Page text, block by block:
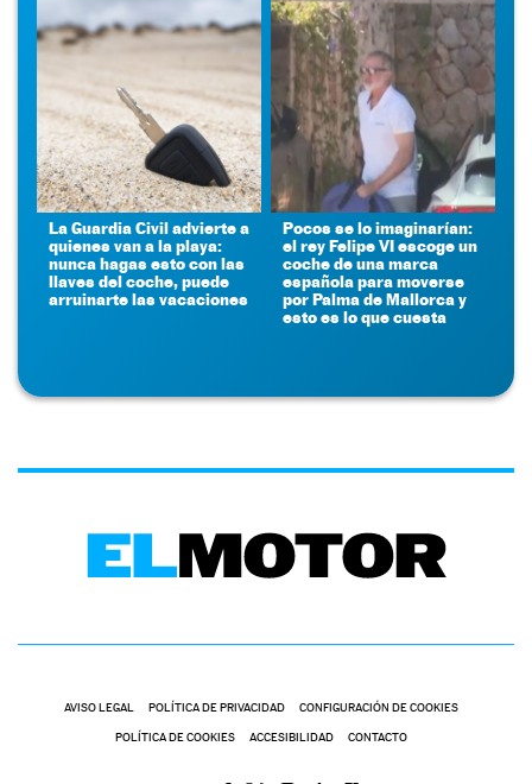
La Guardia Civil advierte a
quienes van a la playa:
nunca hagas esto con las
llaves del coche, puede
arruinarte las vacaciones
Pocos se lo imaginarían:
el rey Felipe VI escoge un
coche de una marca
española para moverse
por Palma de Mallorca y
esto es lo que cuesta
AVISO LEGAL POLÍTICA DE PRIVACIDAD CONFIGURACIÓN DE COOKIES
POLÍTICA DE COOKIES ACCESIBILIDAD CONTACTO